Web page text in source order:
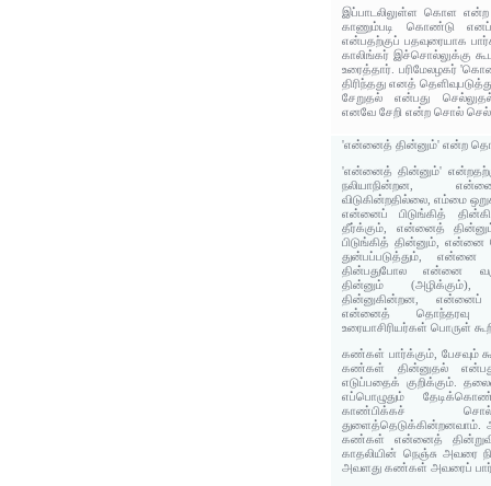
இப்பாடலிலுள்ள கொள
காணும்படி கொண்டு
என்பதற்குப் பதவுரையாக
காலிங்கர் இச்சொல்லுக்கு
உரைத்தார். பரிமேலழகர்
திரிந்தது எனத்
சேறுதல் என்பது
எனவே சேறி என்ற சொல்
'என்னைத் தின்னும்' என்ற
'என்னைத் தின்னும்'
நலியாநின்றன,
விடுகின்றதில்லை, எம்மை
என்னைப் பிடுங்கித்
தீர்க்கும், என்னைத்
பிடுங்கித் தின்னும், என்னை
துன்பப்படுத்தும்,
தின்பதுபோல என்னை
தின்னும்
தின்னுகின்றன, என்னைப்
என்னைத் தொந்தரவு
உரையாசிரியர்கள் பொருள்
கண்கள் பார்க்கும், பேசவும்
கண்கள் தின்னுதல்
எடுப்பதைக் குறிக்கும்.
எப்பொழுதும்
காண்பிக்கச்
கண்கள் என்னைத்
காதலியின் நெஞ்சு அவரை
அவளது கண்கள் அவரைப்